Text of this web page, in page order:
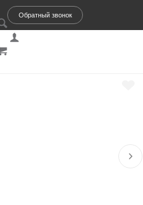
Обратный звонок